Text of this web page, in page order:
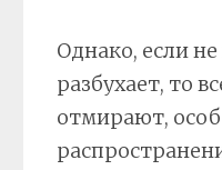
Однако, если
разбухает, то
отмирают,